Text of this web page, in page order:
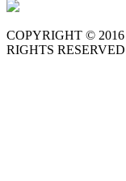
COPYRIGHT ©
RIGHTS